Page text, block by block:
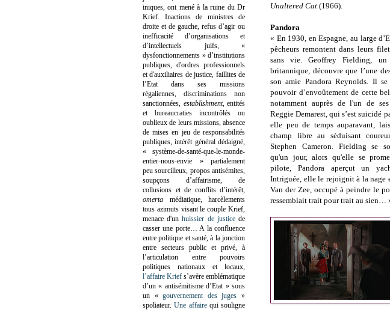
Unaltered Cat (1966).
Pandora
« En 1930, en Espagne, au large
pêcheurs remontent dans leurs
sans vie. Geoffrey Fielding, un
britannique, découvre que l’une
son amie Pandora Reynolds. Il se
pouvoir d’envoûtement de cette
notamment auprès de l'un de ses
Reggie Demarest, qui s’est suicidé
elle peu de temps auparavant,
champ libre au séduisant
Stephen Cameron. Fielding se
qu'un jour, alors qu'elle se
pilote, Pandora aperçut un
Intriguée, elle le rejoignit à la nage
Van der Zee, occupé à peindre le
ressemblait trait pour trait au sien…
iniques, ont mené à la ruine du Dr
Krief. Inactions de ministres de
droite et de gauche, refus d’agir ou
inefficacité d’organisations et
d’intellectuels juifs, «
dysfonctionnements » d’institutions
publiques, d'ordres professionnels
et d'auxiliaires de justice, faillites de
l’Etat dans ses missions
régaliennes, discriminations non
sanctionnées, establishment, entités
et bureaucraties incontrôlés ou
oublieux de leurs missions, absence
de mises en jeu de responsabilités
publiques, intérêt général dédaigné,
« système-de-santé-que-le-monde-
entier-nous-envie » partialement
peu sourcilleux, propos antisémites,
soupçons d’affairisme, de
collusions et de conflits d’intérêt,
omerta médiatique, harcèlements
tous azimuts visant le couple Krief,
menace d'unhuissier de justicede
casser une porte… A la confluence
entre politique et santé, à la jonction
entre secteurs public et privé, à
l’articulation entre pouvoirs
politiques nationaux et locaux,
l’affaire Krief s’avère emblématique
d’un « antisémitisme d’Etat » sous
un «gouvernement des juges »
spoliateur.Une affairequi souligne